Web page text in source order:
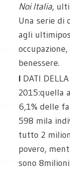
Noi Italia,
Una serie di
agli
benessere.
I DATI
2015:quella
6,1% delle
598 mila
tutto 2
povero,
sono